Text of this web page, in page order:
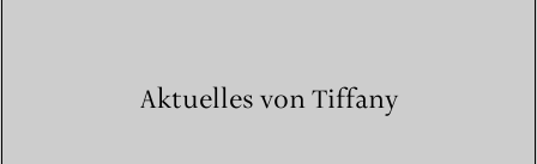
Aktuelles von Tiffany